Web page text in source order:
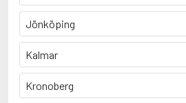
Jönköping
Kalmar
Kronoberg